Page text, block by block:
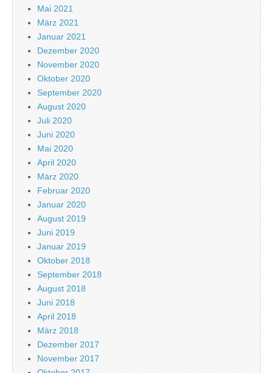
Mai 2021
März 2021
Januar 2021
Dezember 2020
November 2020
Oktober 2020
September 2020
August 2020
Juli 2020
Juni 2020
Mai 2020
April 2020
März 2020
Februar 2020
Januar 2020
August 2019
Juni 2019
Januar 2019
Oktober 2018
September 2018
August 2018
Juni 2018
April 2018
März 2018
Dezember 2017
November 2017